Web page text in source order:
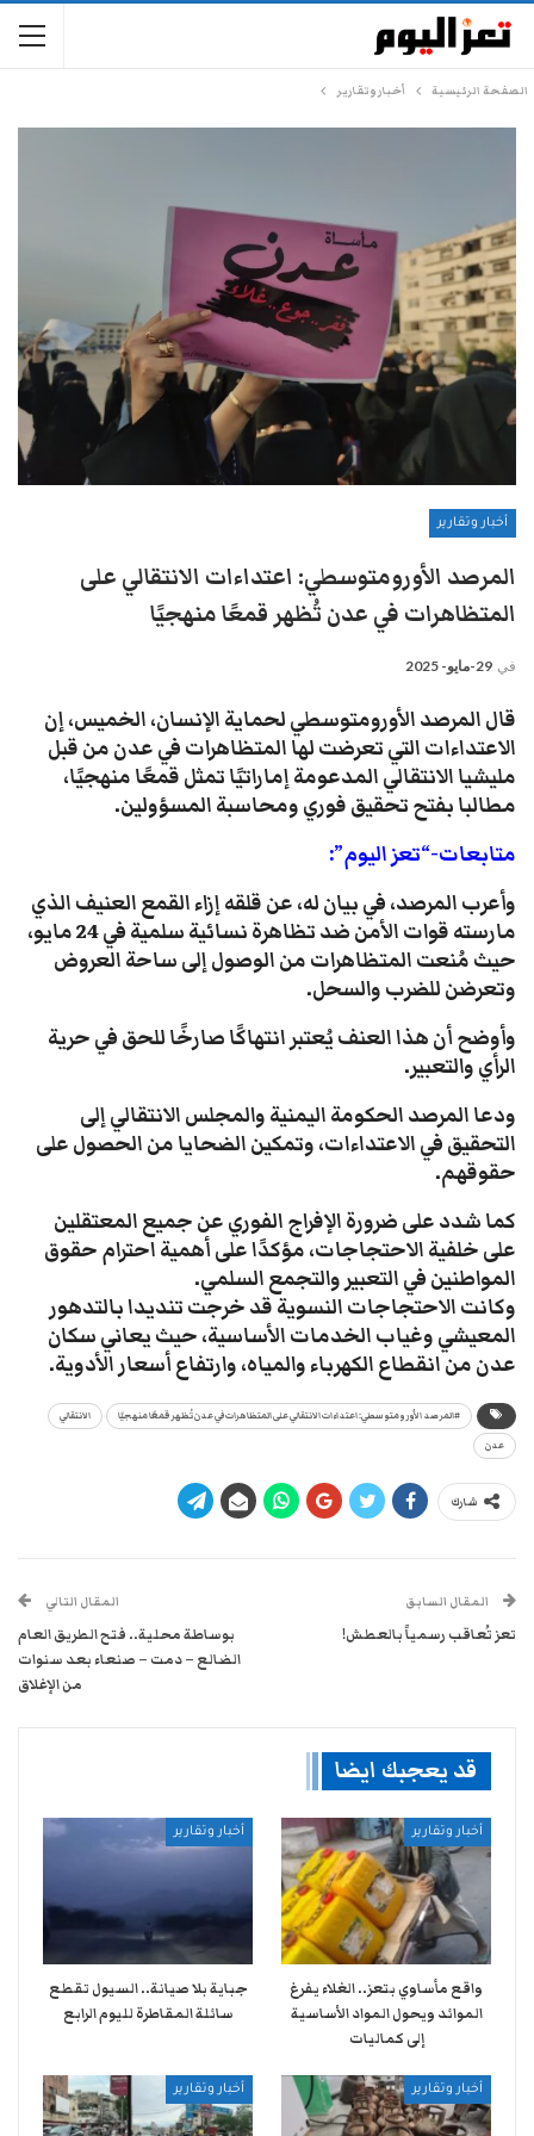
الصفحة الرئيسية أخبار وتقارير
أخبار وتقارير
المرصد الأورومتوسطي: اعتداءات الانتقالي على
المتظاهرات في عدن تُظهر قمعًا منهجيًا
في 29-مايو- 2025
قال المرصد الأورومتوسطي لحماية الإنسان، الخميس، إن
الاعتداءات التي تعرضت لها المتظاهرات في عدن من قبل
مليشيا الانتقالي المدعومة إماراتيًا تمثل قمعًا منهجيًا،
مطالبا بفتح تحقيق فوري ومحاسبة المسؤولين.
متابعات-“تعز اليوم”:
وأعرب المرصد، في بيان له، عن قلقه إزاء القمع العنيف الذي
مارسته قوات الأمن ضد تظاهرة نسائية سلمية في 24 مايو،
حيث مُنعت المتظاهرات من الوصول إلى ساحة العروض
وتعرضن للضرب والسحل.
وأوضح أن هذا العنف يُعتبر انتهاكًا صارخًا للحق في حرية
الرأي والتعبير.
ودعا المرصد الحكومة اليمنية والمجلس الانتقالي إلى
التحقيق في الاعتداءات، وتمكين الضحايا من الحصول على
حقوقهم.
كما شدد على ضرورة الإفراج الفوري عن جميع المعتقلين
على خلفية الاحتجاجات، مؤكدًا على أهمية احترام حقوق
المواطنين في التعبير والتجمع السلمي.
وكانت الاحتجاجات النسوية قد خرجت تنديدا بالتدهور
المعيشي وغياب الخدمات الأساسية، حيث يعاني سكان
عدن من انقطاع الكهرباء والمياه، وارتفاع أسعار الأدوية.
#المرصد الأورومتوسطي: اعتداءات الانتقالي على المتظاهرات في عدن تُظهر قمعًا منهجيًا الانتقالي
عدن
شارك
المقال السابق
تعز تُعاقب رسمياً بالعطش!
المقال التالي
بوساطة محلية.. فتح الطريق العام
الضالع – دمت – صنعاء بعد سنوات
من الإغلاق
قد يعجبك ايضا
أخبار وتقارير
واقع مأساوي بتعز.. الغلاء يفرغ
الموائد ويحول المواد الأساسية
إلى كماليات
أخبار وتقارير
جباية بلا صيانة.. السيول تقطع
سائلة المقاطرة لليوم الرابع
أخبار وتقارير أخبار وتقارير